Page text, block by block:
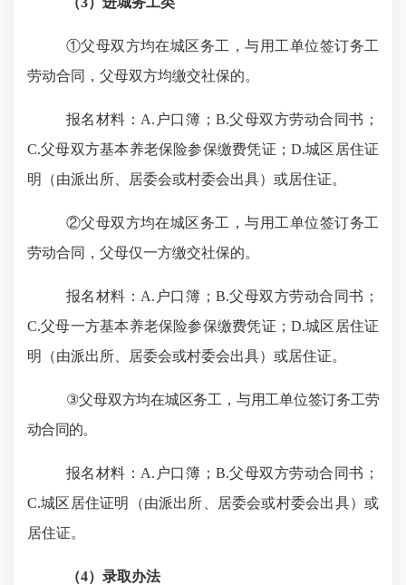
①父母双方均在城区务工，与用工单位签订务工
劳动合同，父母双方均缴交社保的。
报名材料： A. 户口簿； B.父母双方劳动合同书；
C.父母双方基本养老保险参保缴费凭证； D.城区居住证
明（由派出所、居委会或村委会出具）或居住证。
②父母双方均在城区务工，与用工单位签订务工
劳动合同，父母仅一方缴交社保的。
报名材料： A. 户口簿； B.父母双方劳动合同书；
C.父母一方基本养老保险参保缴费凭证； D.城区居住证
明（由派出所、居委会或村委会出具）或居住证。
③父母双方均在城区务工，与用工单位签订务工劳
动合同的。
报名材料： A. 户口簿； B.父母双方劳动合同书；
C.城区居住证明（由派出所、居委会或村委会出具）或
居住证。
（4）录取办法